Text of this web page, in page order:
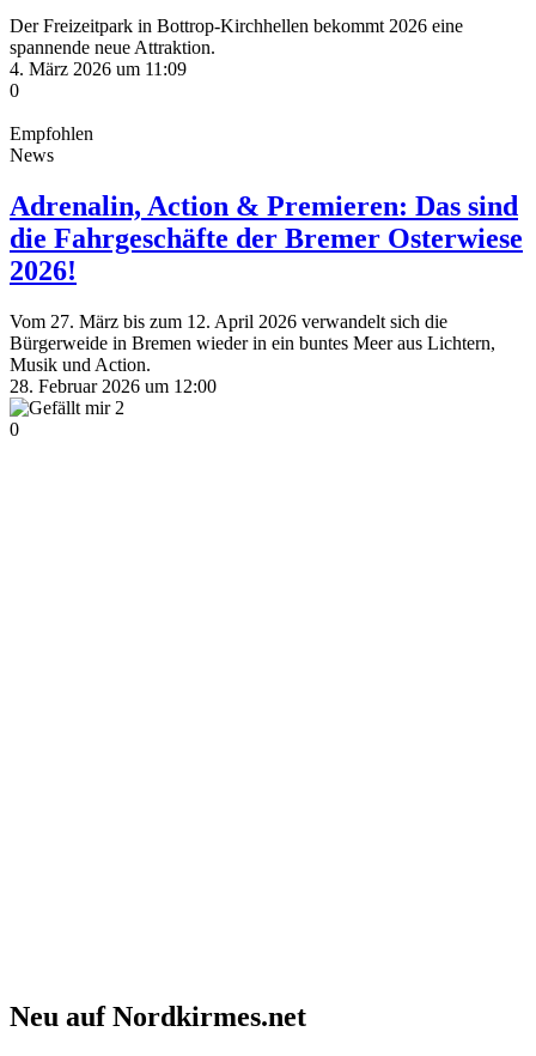
Der Freizeitpark in Bottrop-Kirchhellen bekommt 2026 eine
spannende neue Attraktion.
4. März 2026 um 11:09
0
Empfohlen
News
Adrenalin, Action & Premieren: Das sind
die Fahrgeschäfte der Bremer Osterwiese
2026!
Vom 27. März bis zum 12. April 2026 verwandelt sich die
Bürgerweide in Bremen wieder in ein buntes Meer aus Lichtern,
Musik und Action.
28. Februar 2026 um 12:00
2
0
Neu auf Nordkirmes.net